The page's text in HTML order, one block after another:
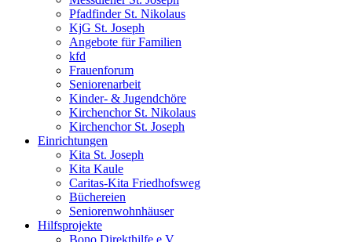
Pfadfinder St. Nikolaus
KjG St. Joseph
Angebote für Familien
kfd
Frauenforum
Seniorenarbeit
Kinder- & Jugendchöre
Kirchenchor St. Nikolaus
Kirchenchor St. Joseph
Einrichtungen
Kita St. Joseph
Kita Kaule
Caritas-Kita Friedhofsweg
Büchereien
Seniorenwohnhäuser
Hilfsprojekte
Bono Direkthilfe e.V.